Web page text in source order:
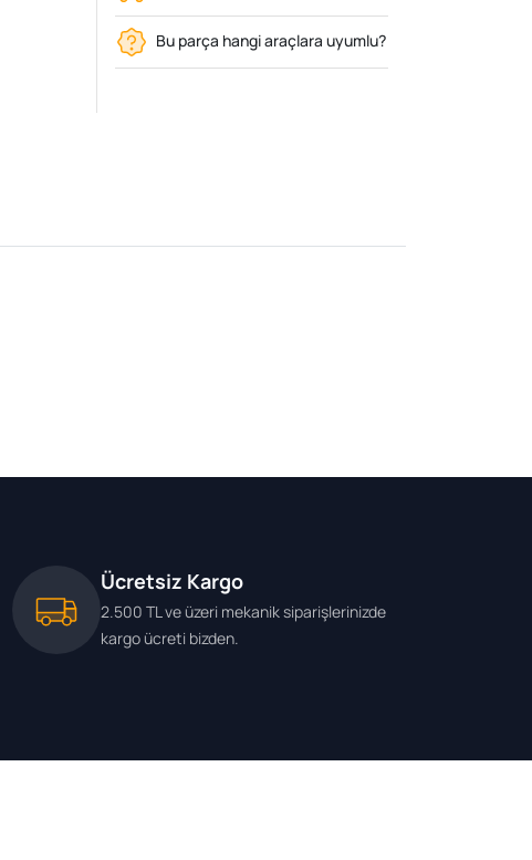
Bu parça hangi araçlara uyumlu?
Ücretsiz Kargo
2.500 TL ve üzeri mekanik siparişlerinizde
kargo ücreti bizden.